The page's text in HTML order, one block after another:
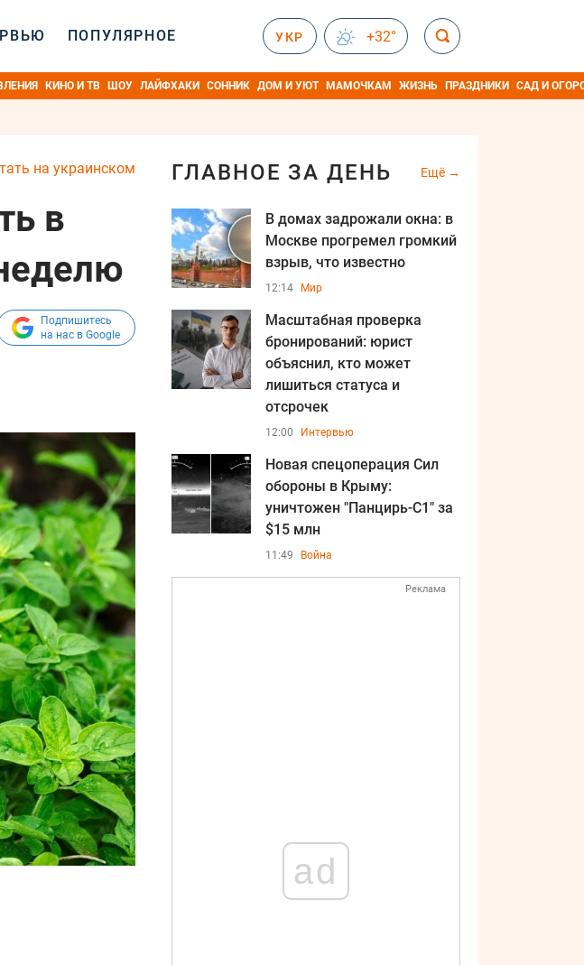
ПОПУЛЯРНОЕ УКР +32°
КИНО И ТВ ШОУ ЛАЙФХАКИ СОННИК ДОМ И УЮТ МАМОЧКАМ ЖИЗНЬ ПРАЗДНИКИ САД И
на украинском
в
Подпишитесь
на нас в Google
ГЛАВНОЕ ЗА ДЕНЬ Ещё
В домах задрожали окна: в
Москве прогремел громкий
взрыв, что известно
12:14 Мир
Масштабная проверка
бронирований: юрист
объяснил, кто может
лишиться статуса и
отсрочек
12:00 Интервью
Новая спецоперация Сил
обороны в Крыму:
уничтожен "Панцирь-С1" за
$15 млн
11:49 Война
Реклама
ad